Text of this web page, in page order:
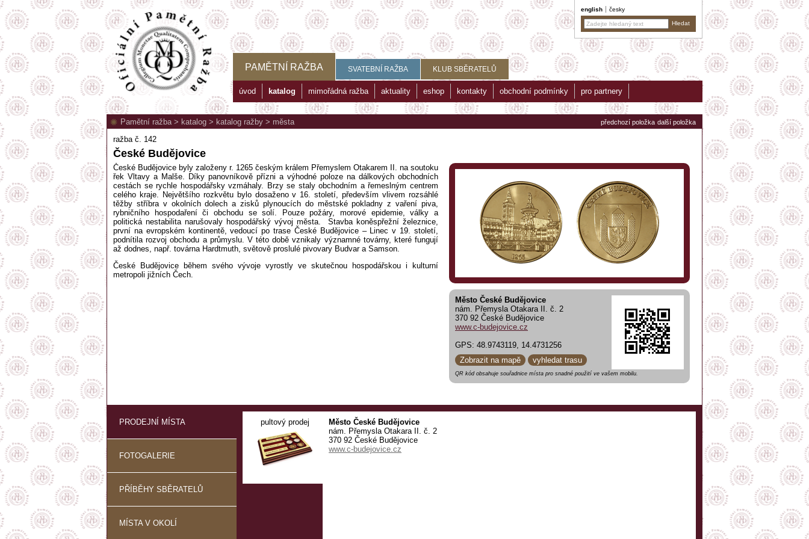
english česky
PAMĚTNÍ RAŽBA SVATEBNÍ RAŽBA KLUB SBĚRATELŮ
úvod katalog mimořádná ražba aktuality eshop kontakty obchodní podmínky pro partnery
předchozí položka další položka
Pamětní ražba> katalog > katalog ražby > města
ražba č. 142
České Budějovice
Město České Budějovice
nám. Přemysla Otakara II. č. 2
370 92 České Budějovice
www.c-budejovice.cz
GPS: 48.9743119, 14.4731256
Zobrazit na mapě
vyhledat trasu
QR kód obsahuje souřadnice místa pro snadné použití ve vašem mobilu.
České Budějovice byly založeny r. 1265 českým králem Přemyslem Otakarem II. na soutoku
řek Vltavy a Malše. Díky panovníkově přízni a výhodné poloze na dálkových obchodních
cestách se rychle hospodářsky vzmáhaly. Brzy se staly obchodním a řemeslným centrem
celého kraje. Největšího rozkvětu bylo dosaženo v 16. století, především vlivem rozsáhlé
těžby stříbra v okolních dolech a zisků plynoucích do městské pokladny z vaření piva,
rybničního hospodaření či obchodu se solí. Pouze požáry, morové epidemie, války a
politická nestabilita narušovaly hospodářský vývoj města. Stavba koněspřežní železnice,
první na evropském kontinentě, vedoucí po trase České Budějovice – Linec v 19. století,
podnítila rozvoj obchodu a průmyslu. V této době vznikaly významné továrny, které fungují
až dodnes, např. továrna Hardtmuth, světově proslulé pivovary Budvar a Samson.
České Budějovice během svého vývoje vyrostly ve skutečnou hospodářskou i kulturní
metropoli jižních Čech.
PRODEJNÍ MÍSTA
FOTOGALERIE
PŘÍBĚHY SBĚRATELŮ
MÍSTA V OKOLÍ
pultový prodej
Město České Budějovice
nám. Přemysla Otakara II. č. 2
370 92 České Budějovice
www.c-budejovice.cz